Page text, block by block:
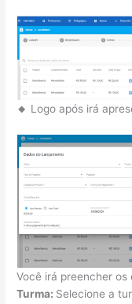
🔸 Logo após irá
Você irá preencher os
Turma: Selecione a